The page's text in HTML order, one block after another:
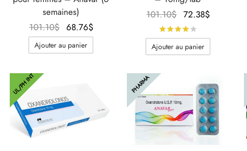
semaines)
101.10$
Le prix
initial
était :
68.76$
Ajouter au panier
101.10$
Le prix
initial
était :
101.10$.
72.38$
Ajouter au panier
UL/PH INT PHARMA